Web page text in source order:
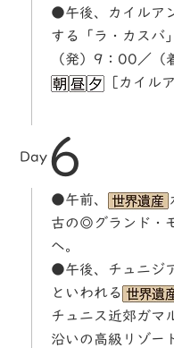
●午後、カイルア
する「ラ・カスバ
（発）9：00／
［カイル
Day 6
●午前、
古の◎グランド・
へ。
●午後、チュニジ
といわれる
チュニス近郊ガマ
沿いの高級リゾー